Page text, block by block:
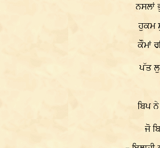
ਨਸਲਾਂ
ਹੁਕਮ
ਕੌਮਾਂ
ਪੱਤ
ਬਿਪ
ਜੋ